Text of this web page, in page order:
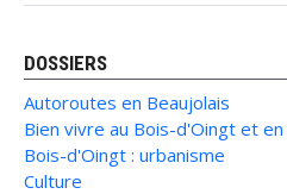
DOSSIERS
Autoroutes en Beaujolais
Bien vivre au Bois-d'Oingt et
Bois-d'Oingt : urbanisme
Culture